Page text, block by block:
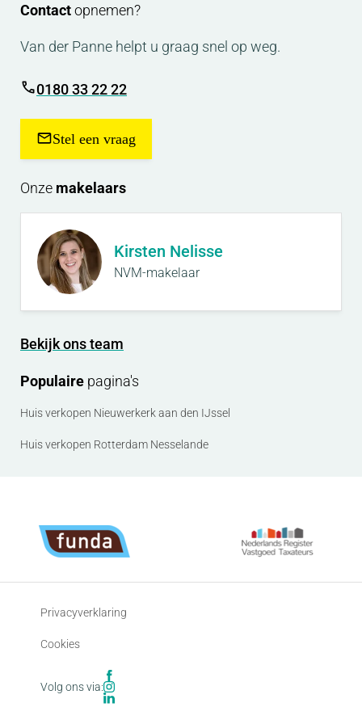
een ‘ondertekende koopovereenkomst’.
Van der Panne woning- & bedrijfsmakelaardij is de
makelaar van de verkoper. Neem uw eigen NVM-
van uw nieuwe woning!
Contactopnemen?
Van der Panne helpt u graag snel op weg.
0180 33 22 22
Stel een vraag
Onze makelaars
Kirsten Nelisse
NVM-makelaar
Bekijk ons team
Populaire pagina's
Huis verkopen Nieuwerkerk aan den IJssel
Huis verkopen Rotterdam Nesselande
Privacyverklaring
Cookies
Volg ons via: